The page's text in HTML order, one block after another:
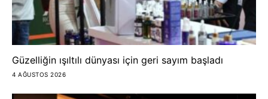
Güzelliğin ışıltılı dünyası için geri sayım başladı
4 AĞUSTOS 2026